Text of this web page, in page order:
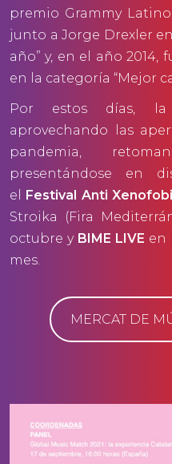
premio Grammy Latino
junto a Jorge Drexler
año” y, en el año 2014,
en la categoría “Mejor
Por estos días, la
aprovechando las
pandemia,
presentándose en
el Festival Anti
Stroika (Fira
octubre y BIME LIVE en
mes.
MERCAT DE